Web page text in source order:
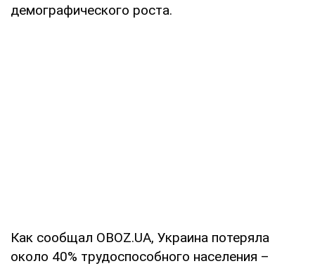
демографического роста.
Как сообщал OBOZ.UA, Украина потеряла
около 40% трудоспособного населения –